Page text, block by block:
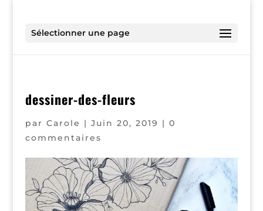
Sélectionner une page
dessiner-des-fleurs
par Carole | Juin 20, 2019 | 0
commentaires